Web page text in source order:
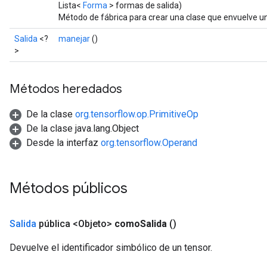
Lista< Forma > formas de salida)
Método de fábrica para crear una clase que envuelve
Salida <?
>
manejar()
Métodos heredados
De la clase org.tensorflow.op.PrimitiveOp
De la clase java.lang.Object
Desde la interfaz org.tensorflow.Operand
Métodos públicos
Salida pública <Objeto> comoSalida ()
Devuelve el identificador simbólico de un tensor.